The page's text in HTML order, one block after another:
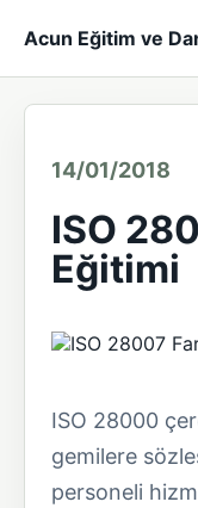
Acun Eğitim ve
14/01/2018
ISO
Eğitimi
ISO 28000
gemilere
personeli